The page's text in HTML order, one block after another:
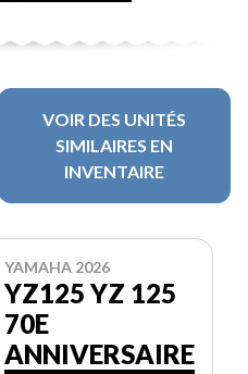
VOIR DES UNITÉS
SIMILAIRES EN
INVENTAIRE
YAMAHA 2026
YZ125 YZ 125
70E
ANNIVERSAIRE